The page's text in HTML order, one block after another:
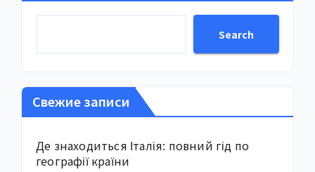
Search
Свежие записи
Де знаходиться Італія: повний гід по
географії країни